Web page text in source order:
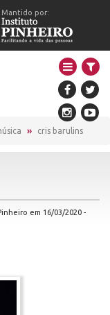
Mantido por:
cris barulins
em 16/03/2020 -